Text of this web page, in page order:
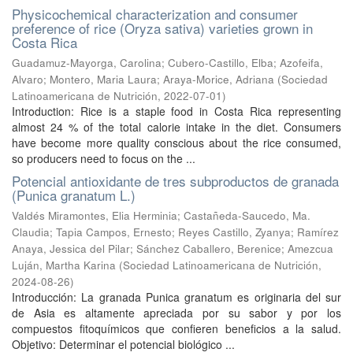
Physicochemical characterization and consumer
preference of rice (Oryza sativa) varieties grown in
Costa Rica
Guadamuz-Mayorga, Carolina; Cubero-Castillo, Elba; Azofeifa,
Alvaro; Montero, Maria Laura; Araya-Morice, Adriana (Sociedad
Latinoamericana de Nutrición, 2022-07-01)
Introduction: Rice is a staple food in Costa Rica representing
almost 24 % of the total calorie intake in the diet. Consumers
have become more quality conscious about the rice consumed,
so producers need to focus on the ...
Potencial antioxidante de tres subproductos de granada
(Punica granatum L.)
Valdés Miramontes, Elia Herminia; Castañeda-Saucedo, Ma.
Claudia; Tapia Campos, Ernesto; Reyes Castillo, Zyanya; Ramírez
Anaya, Jessica del Pilar; Sánchez Caballero, Berenice; Amezcua
Luján, Martha Karina (Sociedad Latinoamericana de Nutrición,
2024-08-26)
Introducción: La granada Punica granatum es originaria del sur
de Asia es altamente apreciada por su sabor y por los
compuestos fitoquímicos que confieren beneficios a la salud.
Objetivo: Determinar el potencial biológico ...